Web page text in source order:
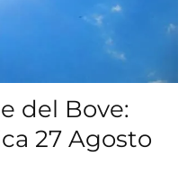
del Bove:
27 Agosto